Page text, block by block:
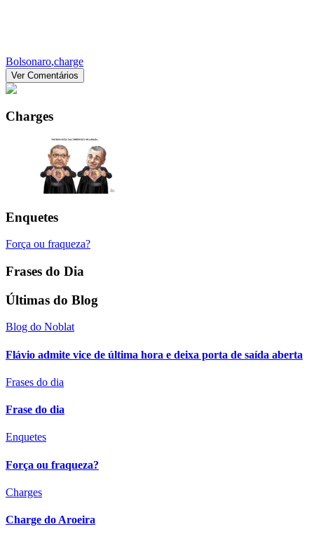
Bolsonaro,charge
Ver Comentários
Charges
Enquetes
Força ou fraqueza?
Frases do Dia
Últimas do Blog
Blog do Noblat
Flávio admite vice de última hora e deixa porta de saída aberta
Frases do dia
Frase do dia
Enquetes
Força ou fraqueza?
Charges
Charge do Aroeira